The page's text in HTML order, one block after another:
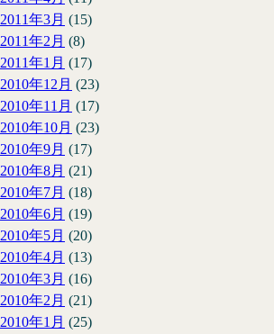
2011年3月 (15)
2011年2月 (8)
2011年1月 (17)
2010年12月 (23)
2010年11月 (17)
2010年10月 (23)
2010年9月 (17)
2010年8月 (21)
2010年7月 (18)
2010年6月 (19)
2010年5月 (20)
2010年4月 (13)
2010年3月 (16)
2010年2月 (21)
2010年1月 (25)